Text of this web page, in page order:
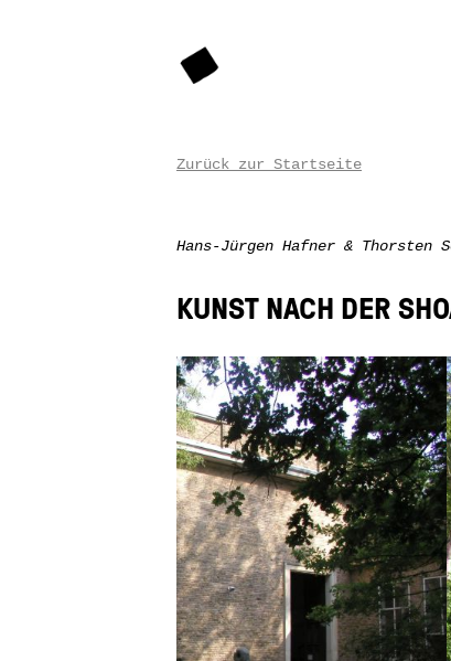
Zurück zur Startseite
Hans-Jürgen Hafner & Thorsten
KUNST NACH DER